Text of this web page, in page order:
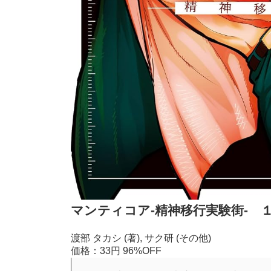
マンティコア-精神移行実験街-
渡部 タカシ (著), サク研 (その他)
価格：33円 96%OFF